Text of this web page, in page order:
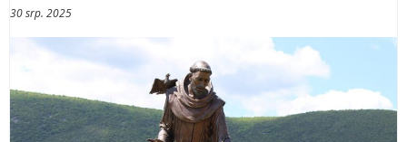
30 srp. 2025